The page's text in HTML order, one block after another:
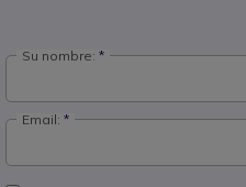
Su nombre:
Email: